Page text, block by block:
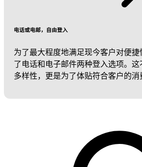
电话或电邮，自由登入
为了最大程度地满足现今客户对便
了电话和电子邮件两种登入选项。
多样性，更是为了体贴符合客户的消